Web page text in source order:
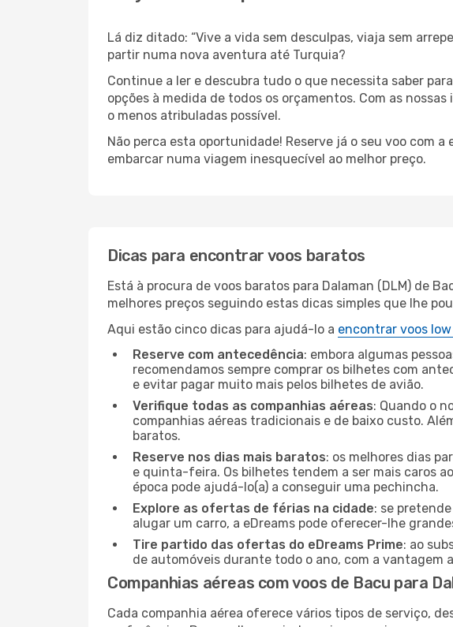
Lá diz ditado: “Vive a vida sem desculpas, viaja sem
partir numa nova aventura até Turquia?
Continue a ler e descubra tudo o que necessita saber
opções à medida de todos os orçamentos. Com as
o menos atribuladas possível.
Não perca esta oportunidade! Reserve já o seu voo com a
embarcar numa viagem inesquecível ao melhor preço.
Dicas para encontrar voos baratos
Está à procura de voos baratos para Dalaman (DLM) de
melhores preços seguindo estas dicas simples que lhe
Aqui estão cinco dicas para ajudá-lo a encontrar voos
Reserve com antecedência: embora algumas
recomendamos sempre comprar os bilhetes com
e evitar pagar muito mais pelos bilhetes de avião.
Verifique todas as companhias aéreas: Quando o
companhias aéreas tradicionais e de baixo custo.
baratos.
Reserve nos dias mais baratos: os melhores dias
e quinta-feira. Os bilhetes tendem a ser mais caros
época pode ajudá-lo(a) a conseguir uma pechincha.
Explore as ofertas de férias na cidade: se
alugar um carro, a eDreams pode oferecer-lhe
Tire partido das ofertas do eDreams Prime: ao
de automóveis durante todo o ano, com a
Companhias aéreas com voos de Bacu para
Cada companhia aérea oferece vários tipos de serviço,